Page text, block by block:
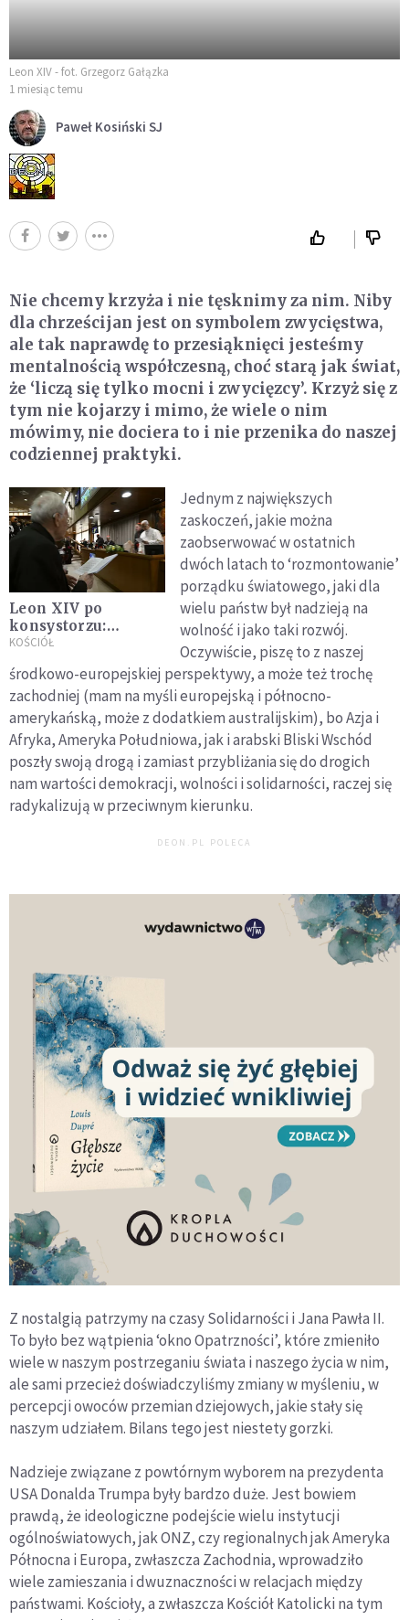
Leon XIV - fot. Grzegorz Gałązka
1 miesiąc temu
Paweł Kosiński SJ
Nie chcemy krzyża i nie tęsknimy za nim. Niby
dla chrześcijan jest on symbolem zwycięstwa,
ale tak naprawdę to przesiąknięci jesteśmy
mentalnością współczesną, choć starą jak świat,
że ‘liczą się tylko mocni i zwycięzcy’. Krzyż się z
tym nie kojarzy i mimo, że wiele o nim
mówimy, nie dociera to i nie przenika do naszej
codziennej praktyki.
Leon XIV po
konsystorzu:
synodalność, dobro
młodych
KOŚCIÓŁ
Jednym z największych
zaskoczeń, jakie można
zaobserwować w ostatnich
dwóch latach to ‘rozmontowanie’
porządku światowego, jaki dla
wielu państw był nadzieją na
wolność i jako taki rozwój.
Oczywiście, piszę to z naszej
środkowo-europejskiej perspektywy, a może też trochę
zachodniej (mam na myśli europejską i północno-
amerykańską, może z dodatkiem australijskim), bo Azja i
Afryka, Ameryka Południowa, jak i arabski Bliski Wschód
poszły swoją drogą i zamiast przybliżania się do drogich
nam wartości demokracji, wolności i solidarności, raczej się
radykalizują w przeciwnym kierunku.
DEON.PL POLECA
Z nostalgią patrzymy na czasy Solidarności i Jana Pawła II.
To było bez wątpienia ‘okno Opatrzności’, które zmieniło
wiele w naszym postrzeganiu świata i naszego życia w nim,
ale sami przecież doświadczyliśmy zmiany w myśleniu, w
percepcji owoców przemian dziejowych, jakie stały się
naszym udziałem. Bilans tego jest niestety gorzki.
Nadzieje związane z powtórnym wyborem na prezydenta
USA Donalda Trumpa były bardzo duże. Jest bowiem
prawdą, że ideologiczne podejście wielu instytucji
ogólnoświatowych, jak ONZ, czy regionalnych jak Ameryka
Północna i Europa, zwłaszcza Zachodnia, wprowadziło
wiele zamieszania i dwuznaczności w relacjach między
państwami. Kościoły, a zwłaszcza Kościół Katolicki na tym